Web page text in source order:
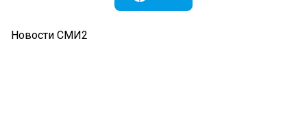
Новости СМИ2